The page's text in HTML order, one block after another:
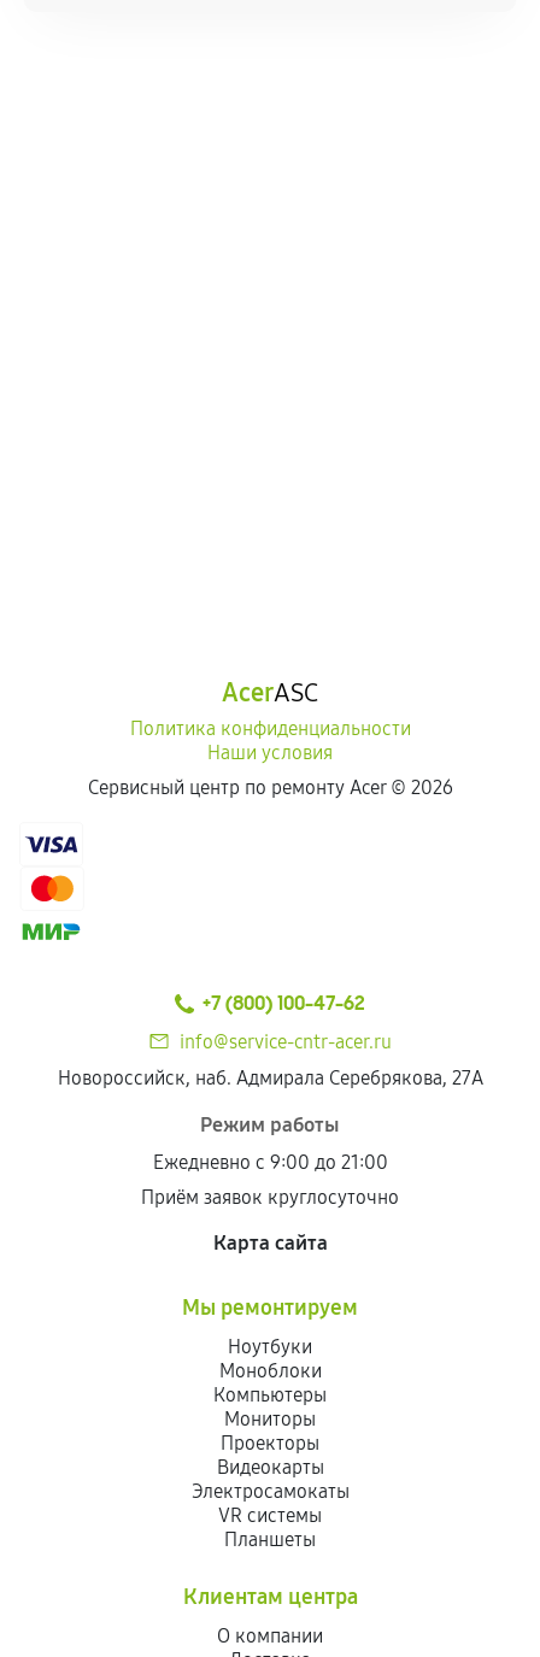
AcerASC
Политика конфиденциальности
Наши условия
Сервисный центр по ремонту Acer © 2026
+7 (800) 100-47-62
info@service-cntr-acer.ru
Новороссийск, наб. Адмирала Серебрякова, 27А
Режим работы
Ежедневно с 9:00 до 21:00
Приём заявок круглосуточно
Карта сайта
Мы ремонтируем
Ноутбуки
Моноблоки
Компьютеры
Мониторы
Проекторы
Видеокарты
Электросамокаты
VR системы
Планшеты
Клиентам центра
О компании